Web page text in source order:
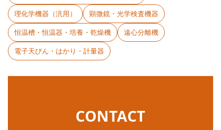
理化学機器（汎用）
顕微鏡・光学検査機器
恒温槽・恒温器・培養・乾燥機
遠心分離機
電子天びん・はかり・計量器
CONTACT